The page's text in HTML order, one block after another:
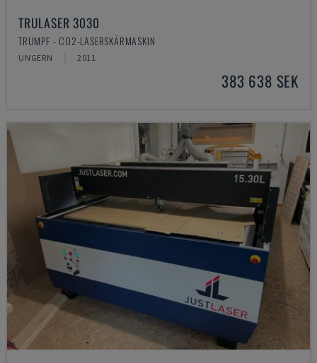
TRULASER 3030
TRUMPF - CO2-LASERSKÄRMASKIN
UNGERN 2011
383 638 SEK